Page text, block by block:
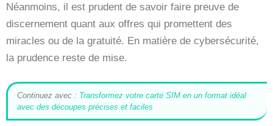
Néanmoins, il est prudent de savoir faire preuve de
discernement quant aux offres qui promettent des
miracles ou de la gratuité. En matière de cybersécurité,
la prudence reste de mise.
Continuez avec : Transformez votre carte SIM en un format idéal
avec des découpes précises et faciles